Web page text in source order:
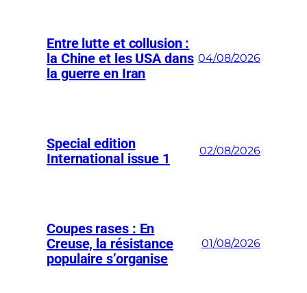
Entre lutte et collusion :
la Chine et les USA dans
la guerre en Iran
04/08/2026
Special edition
International issue 1
02/08/2026
Coupes rases : En
Creuse, la résistance
populaire s’organise
01/08/2026